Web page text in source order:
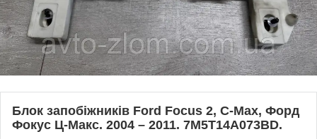
Блок запобіжників Ford Focus 2, C-Max, Форд
Фокус Ц-Макс. 2004 – 2011. 7M5T14A073BD.